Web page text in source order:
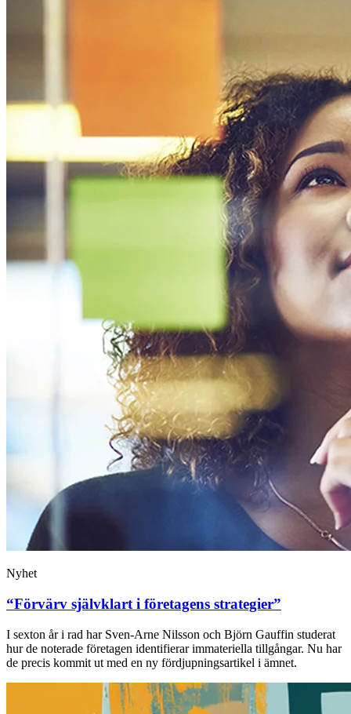
Nyhet
“Förvärv självklart i företagens strategier”
I sexton år i rad har Sven-Arne Nilsson och Björn Gauffin studerat
hur de noterade företagen identifierar immateriella tillgångar. Nu har
de precis kommit ut med en ny fördjupningsartikel i ämnet.